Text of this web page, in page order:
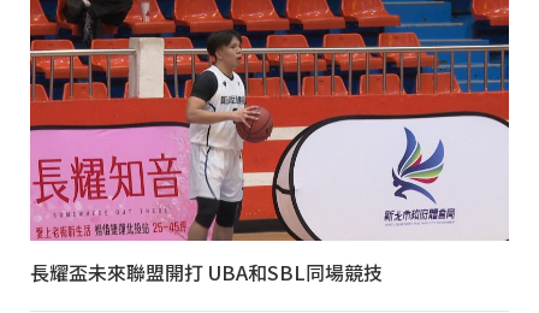
長耀盃未來聯盟開打 UBA和SBL同場競技